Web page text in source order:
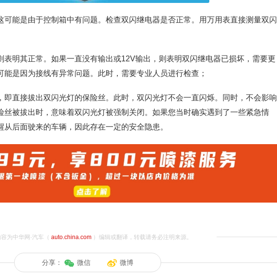
可能是由于控制箱中有问题。检查双闪继电器是否正常。用万用表直接测量双闪
表明其正常。如果一直没有输出或12V输出，则表明双闪继电器已损坏，需要更
是因为接线有异常问题。此时，需要专业人员进行检查；
即直接拔出双闪光灯的保险丝。此时，双闪光灯不会一直闪烁。同时，不会影响
丝被拔出时，意味着双闪光灯被强制关闭。如果您当时确实遇到了一些紧急情
后面驶来的车辆，因此存在一定的安全隐患。
为中华网·汽车（ auto.china.com）编辑或翻译，转载请务必注明来源。
分享： 微信 微博